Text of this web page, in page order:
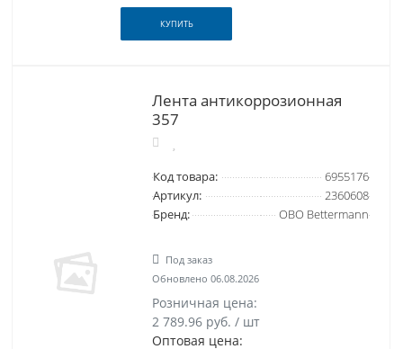
КУПИТЬ
Лента антикоррозионная
357
Код товара:
6955176
Артикул:
2360608
Бренд:
OBO Bettermann
Под заказ
Обновлено 06.08.2026
Розничная цена:
2 789.96 руб. / шт
Оптовая цена: